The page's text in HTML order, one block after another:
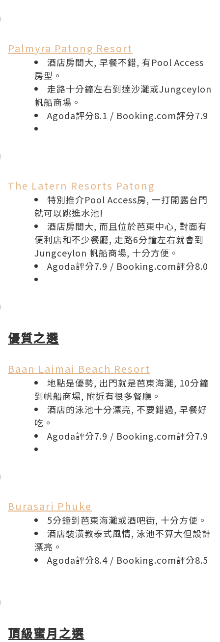
Palmyra Patong Resort
酒店房間大, 早餐不錯, 有Pool Access
房型。
走路十分鐘左右到達沙灘或Jungceylon
帆船商場。
Agoda評分8.1 / Booking.com評分7.9
The Latern Resorts Patong
特別推介Pool Access房, 一打開露台門
就可以跳進水池!
酒店房間大, 而且位於芭東中心, 對面有
便利店和不少餐廳, 走路6分鐘左右就會到
Jungceylon 帆船商場, 十分方便。
Agoda評分7.9 / Booking.com評分8.0
優質之選
Baan Laimai Beach Resort
地點是優勢, 出門就是芭東海灘, 10分鐘
到帆船商場, 附近有很多餐廳。
酒店的泳池十分漂亮, 不要錯過, 早餐好
吃。
Agoda評分7.9 / Booking.com評分7.9
Burasari Phuke
5分鐘到芭東海灘或酒吧街, 十分方便。
酒店裝潢教泰式風情, 泳池不算大但設計
漂亮。
Agoda評分8.4 / Booking.com評分8.5
頂級蜜月之選